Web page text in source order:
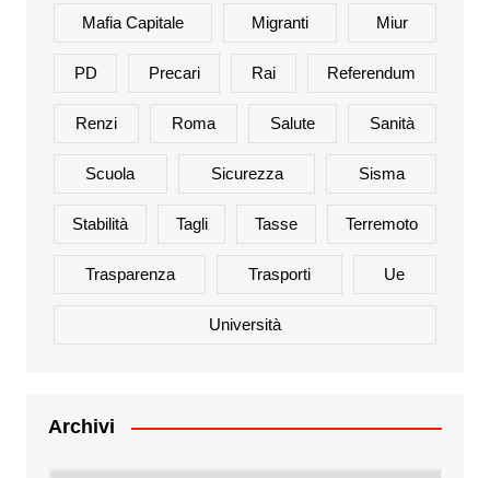
Mafia Capitale Migranti Miur
PD Precari Rai Referendum
Renzi Roma Salute Sanità
Scuola Sicurezza Sisma
Stabilità Tagli Tasse Terremoto
Trasparenza Trasporti Ue
Università
Archivi